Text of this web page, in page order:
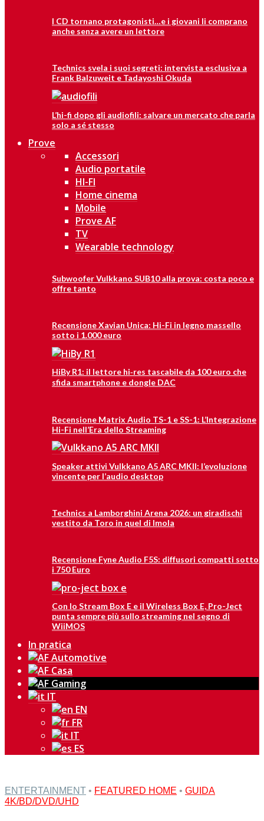
I CD tornano protagonisti…e i giovani li comprano
anche senza avere un lettore
Technics svela i suoi segreti: intervista esclusiva a
Frank Balzuweit e Tadayoshi Okuda
L’hi-fi dopo gli audiofili: salvare un mercato che parla
solo a sé stesso
Prove
Accessori
Audio portatile
HI-FI
Home cinema
Mobile
Prove AF
TV
Wearable technology
Subwoofer Vulkkano SUB10 alla prova: costa poco e
offre tanto
Recensione Xavian Unica: Hi-Fi in legno massello
sotto i 1.000 euro
HiBy R1: il lettore hi‑res tascabile da 100 euro che
sfida smartphone e dongle DAC
Recensione Matrix Audio TS-1 e SS-1: L’Integrazione
Hi-Fi nell’Era dello Streaming
Speaker attivi Vulkkano A5 ARC MKII: l’evoluzione
vincente per l’audio desktop
Technics a Lamborghini Arena 2026: un giradischi
vestito da Toro in quel di Imola
Recensione Fyne Audio F5S: diffusori compatti sotto
i 750 Euro
Con lo Stream Box E e il Wireless Box E, Pro-Ject
punta sempre più sullo streaming nel segno di
WiiMOS
In pratica
IT
EN
FR
IT
ES
ENTERTAINMENT • FEATURED HOME • GUIDA
4K/BD/DVD/UHD